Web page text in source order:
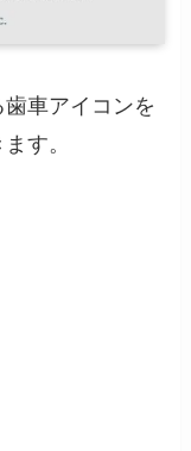
車アイコンを
す。